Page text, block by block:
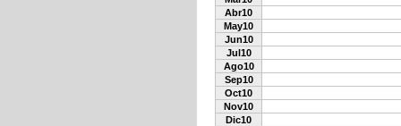
Abr10
May10
Jun10
Jul10
Ago10
Sep10
Oct10
Nov10
Dic10